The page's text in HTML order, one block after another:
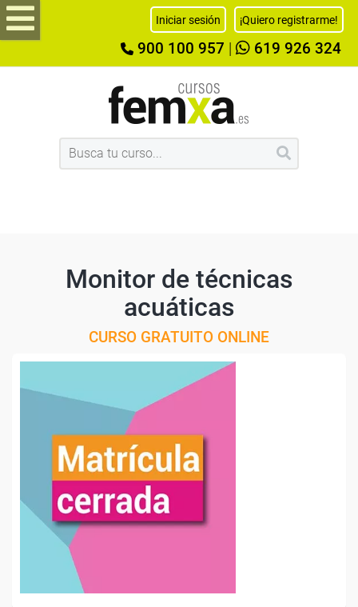
Iniciar sesión ¡Quiero registrarme!
900 100 957 619 926 324
Monitor de técnicas
acuáticas
CURSO GRATUITO ONLINE